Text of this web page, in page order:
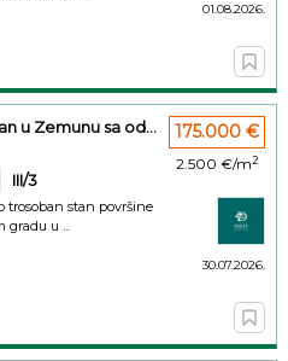
01.08.2026.
u Zemunu sa od...
III/3
trosoban stan površine
gradu u ...
175.000 €
2.500 €/m2
30.07.2026.